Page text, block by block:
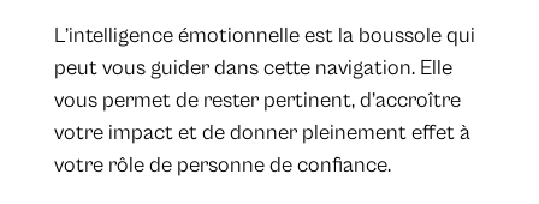
L’intelligence émotionnelle est la boussole qui
peut vous guider dans cette navigation. Elle
vous permet de rester pertinent, d’accroître
votre impact et de donner pleinement effet à
votre rôle de personne de confiance.